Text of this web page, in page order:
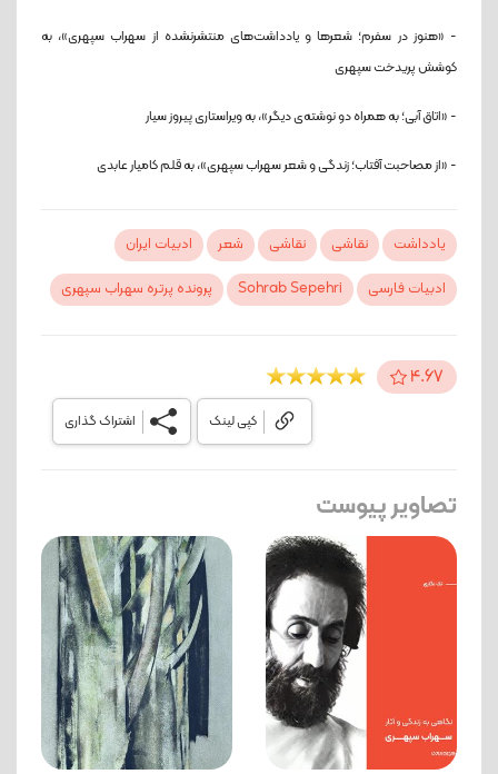
- «هنوز در سفرم؛ شعرها و یادداشت‌های منتشرنشده از سهراب سپهری»، به
کوشش پریدخت سپهری
- «اتاق آبی؛ به همراه دو نوشته‌ی دیگر»، به ویراستاری پیروز سیار
- «از مصاحبت آفتاب؛ زندگی و شعر سهراب سپهری»، به قلم کامیار عابدی
یادداشت نقاشی نقاشی شعر
ادبیات ایران
ادبیات فارسی
Sohrab Sepehri پرونده پرتره سهراب سپهری
4.67
اشتراک گذاری کپی لینک
تصاویر پیوست